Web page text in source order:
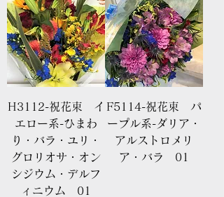
H3112-祝花束 イ
エロー系-ひまわ
り・バラ・ユリ・
グロリオサ・オン
シジウム・デルフ
ィニウム 01
F5114-祝花束 パ
ープル系-ダリア・
アルストロメリ
ア・バラ 01